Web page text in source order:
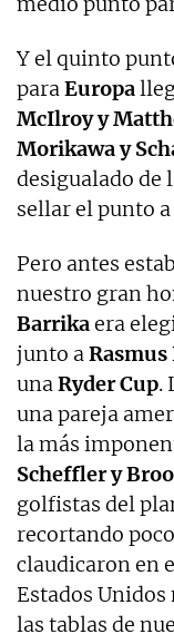
Y el quinto
paraEuropa
McIlroy y
Morikawa y
desigualado de
sellar el punto
Pero antes
nuestro gran
Barrikaera
junto a
unaRyder Cup.
una pareja
la más
Scheffler y
golfistas del
recortando
claudicaron en
Estados
las tablas de